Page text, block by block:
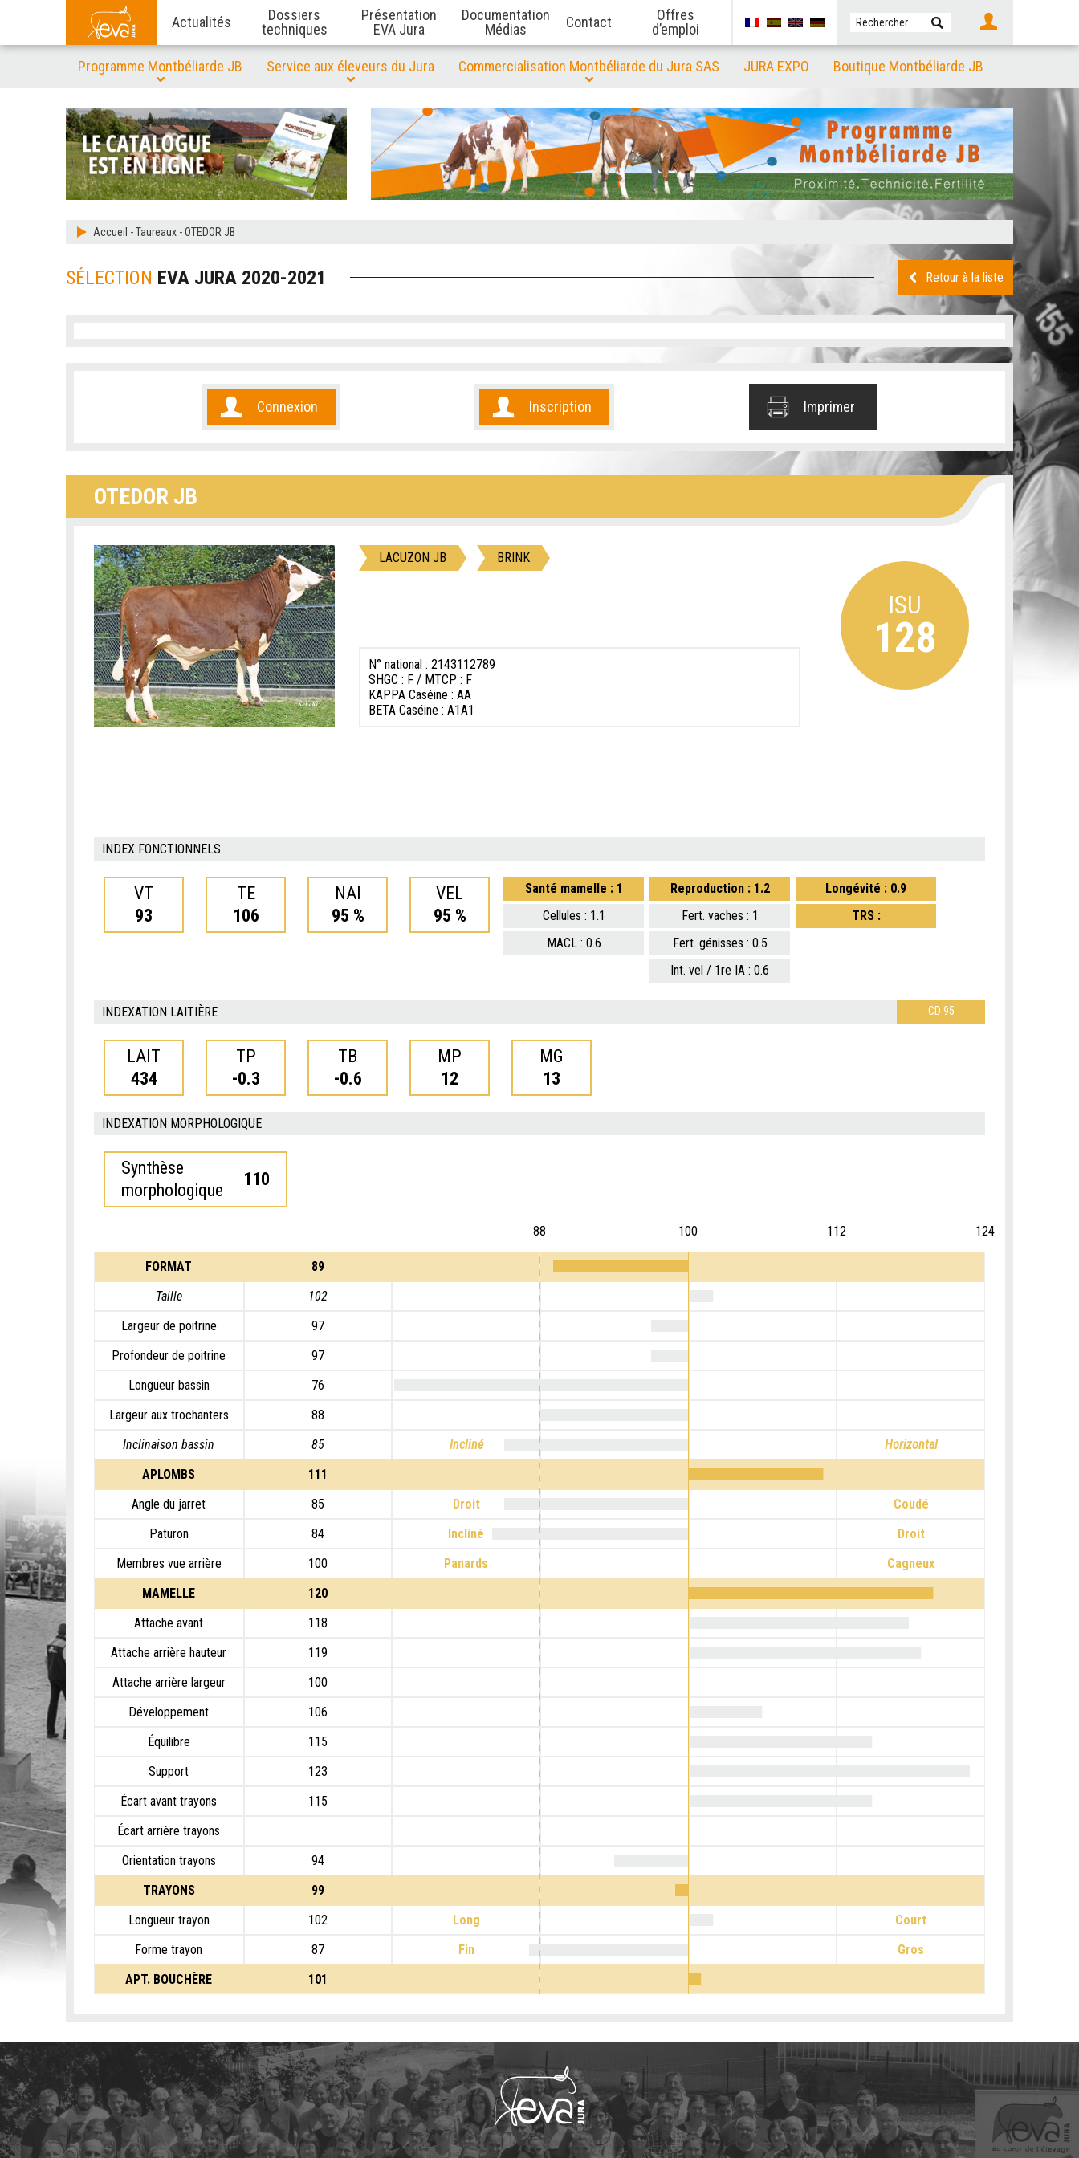
Actualités
Dossiers
techniques
Présentation
EVA Jura
Documentation
Médias
Contact
Offres
d’emploi
Programme Montbéliarde JB Service aux éleveurs du Jura Commercialisation Montbéliarde du Jura SAS JURA EXPO Boutique Montbéliarde JB
Accueil -Taureaux -OTEDOR JB
SÉLECTION EVA JURA 2020-2021 Retour à la liste
Connexion Inscription Imprimer
OTEDOR JB
LACUZON JB BRINK
N° national : 2143112789
SHGC : F / MTCP : F
KAPPA Caséine : AA
BETA Caséine : A1A1
ISU
128
INDEX FONCTIONNELS
VT
93
TE
106
NAI
95 %
VEL
95 %
Santé mamelle : 1
Cellules : 1.1
MACL : 0.6
Reproduction : 1.2
Fert. vaches : 1
Fert. génisses : 0.5
Int. vel / 1re IA : 0.6
Longévité : 0.9
TRS :
INDEXATION LAITIÈRE CD 95
LAIT
434
TP
-0.3
TB
-0.6
MP
12
MG
13
INDEXATION MORPHOLOGIQUE
Synthèse
morphologique
110
88 100 112 124
FORMAT
89
Taille
102
Largeur de poitrine
97
Profondeur de poitrine
97
Longueur bassin
76
Largeur aux trochanters
88
Inclinaison bassin
85 Incliné
Horizontal
APLOMBS
111
Angle du jarret
85 Droit
Coudé
Paturon
84 Incliné
Droit
Membres vue arrière
100 Panards
Cagneux
MAMELLE
120
Attache avant
118
Attache arrière hauteur
119
Attache arrière largeur
100
Développement
106
Équilibre
115
Support
123
Écart avant trayons
115
Écart arrière trayons
Orientation trayons
94
TRAYONS
99
Longueur trayon
102 Long
Court
Forme trayon
87 Fin
Gros
APT. BOUCHÈRE
101